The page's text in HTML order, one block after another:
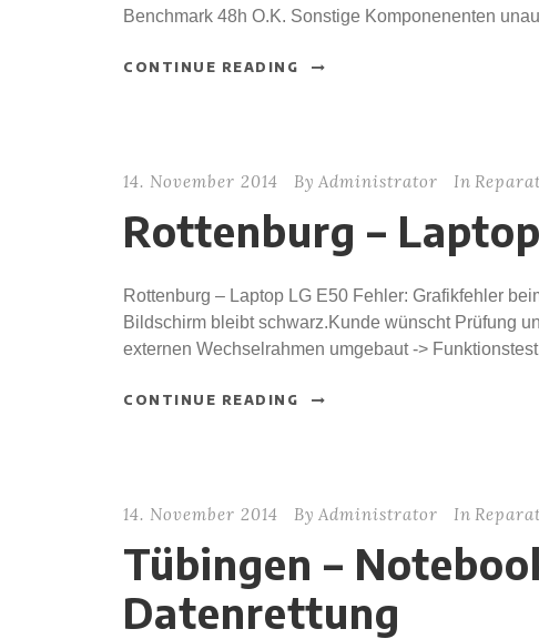
Benchmark 48h O.K. Sonstige Komponenenten
CONTINUE READING
14. November 2014 By Administrator In
Rottenburg –
Rottenburg – Laptop LG E50 Fehler: Grafikfehler
Bildschirm bleibt schwarz.Kunde wünscht Prüfung
externen Wechselrahmen umgebaut ->
CONTINUE READING
14. November 2014 By Administrator In
Tübingen –
Datenrettung